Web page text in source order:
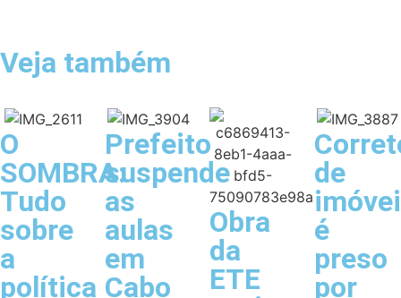
Veja também
O
SOMBRA:
Tudo
sobre
a
política
Prefeito
suspende
as
aulas
em
Cabo
Obra
da
ETE
de
é
preso
por